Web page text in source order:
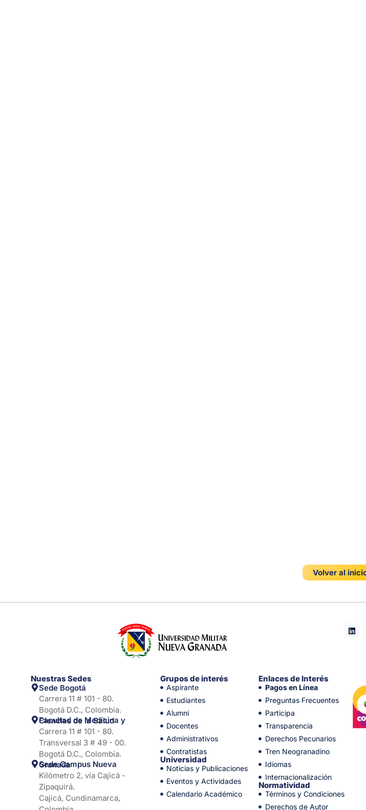
Volver al
Nuestras Sedes
Sede Bogotá
Carrera 11 # 101 - 80.
Bogotá D.C., Colombia.
Facultad de Medicina y Ciencias de la Salud
Carrera 11 # 101 - 80.
Transversal 3 # 49 - 00.
Bogotá D.C., Colombia.
Sede Campus Nueva Granada
Kilómetro 2, vía Cajicá -
Zipaquirá.
Cajicá, Cundinamarca,
Grupos de interés
Aspirante
Estudiantes
Alumni
Docentes
Administrativos
Contratistas
Universidad
Noticias y Publicaciones
Eventos y Actividades
Calendario Académico
Enlaces de Interés
Pagos en Línea
Preguntas Frecuentes
Participa
Transparencia
Derechos Pecunarios
Tren Neogranadino
Idiomas
Internacionalización
Normatividad
Términos y Condiciones
Derechos de Autor